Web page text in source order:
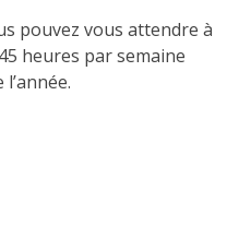
pouvez vous attendre à
heures par semaine